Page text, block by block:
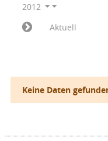
2012
Aktuell
Keine Daten